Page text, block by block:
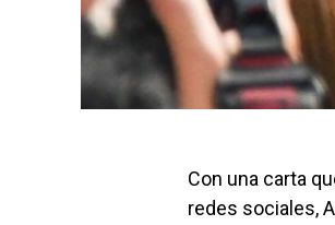
Con una carta
redes sociales,